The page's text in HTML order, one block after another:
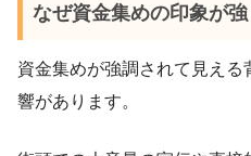
なぜ資金集めの印象が
資金集めが強調されて見え
響があります。